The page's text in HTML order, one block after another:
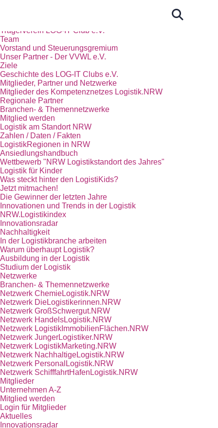
Trägerverein LOG-IT Club e.V.
Team
Vorstand und Steuerungsgremium
Unser Partner - Der VVWL e.V.
Ziele
Geschichte des LOG-IT Clubs e.V.
Mitglieder, Partner und Netzwerke
Mitglieder des Kompetenznetzes Logistik.NRW
Regionale Partner
Branchen- & Themennetzwerke
Mitglied werden
Logistik am Standort NRW
Zahlen / Daten / Fakten
LogistikRegionen in NRW
Ansiedlungshandbuch
Wettbewerb "NRW Logistikstandort des Jahres"
Logistik für Kinder
Was steckt hinter den LogistiKids?
Jetzt mitmachen!
Die Gewinner der letzten Jahre
Innovationen und Trends in der Logistik
NRW.Logistikindex
Innovationsradar
Nachhaltigkeit
In der Logistikbranche arbeiten
Warum überhaupt Logistik?
Ausbildung in der Logistik
Studium der Logistik
Netzwerke
Branchen- & Themennetzwerke
Netzwerk ChemieLogistik.NRW
Netzwerk DieLogistikerinnen.NRW
Netzwerk GroßSchwergut.NRW
Netzwerk HandelsLogistik.NRW
Netzwerk LogistikImmobilienFlächen.NRW
Netzwerk JungerLogistiker.NRW
Netzwerk LogistikMarketing.NRW
Netzwerk NachhaltigeLogistik.NRW
Netzwerk PersonalLogistik.NRW
Netzwerk SchifffahrtHafenLogistik.NRW
Mitglieder
Unternehmen A-Z
Mitglied werden
Login für Mitglieder
Aktuelles
Innovationsradar